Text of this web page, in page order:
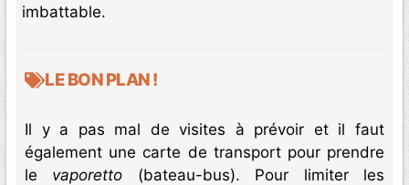
imbattable.
LE BON PLAN !
Il y a pas mal de visites à prévoir et il faut
également une carte de transport pour prendre
le vaporetto (bateau-bus). Pour limiter les